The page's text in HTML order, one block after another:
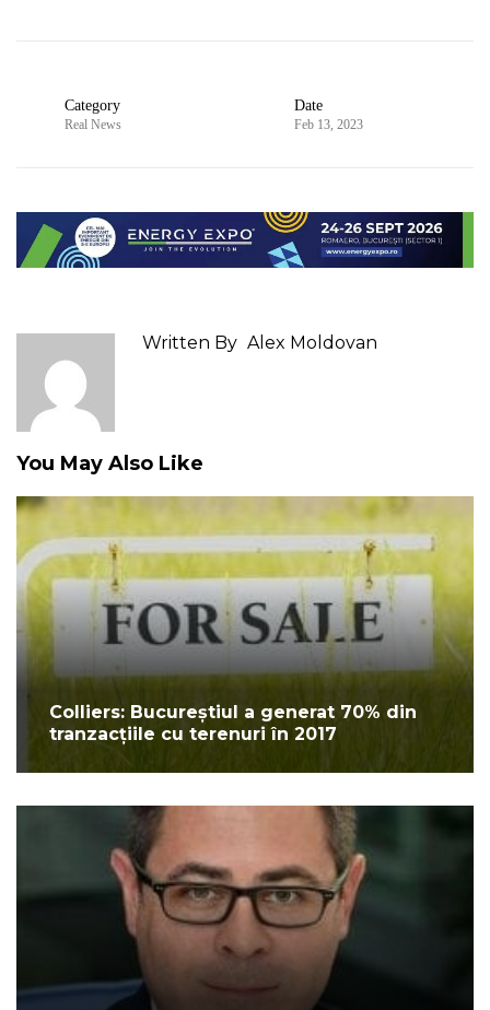
Category
Real News
Date
Feb 13, 2023
Written By Alex Moldovan
You May Also Like
Colliers: Bucureștiul a generat 70% din
tranzacțiile cu terenuri în 2017